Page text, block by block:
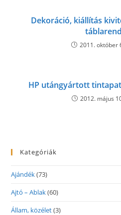
Dekoráció, kiállítás
2011. október
HP utángyártott
2012. május
Kategóriák
Ajándék(73)
Ajtó – Ablak(60)
Állam, közélet(3)